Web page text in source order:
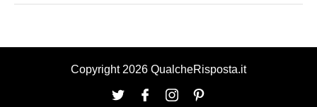
Copyright 2026 QualcheRisposta.it